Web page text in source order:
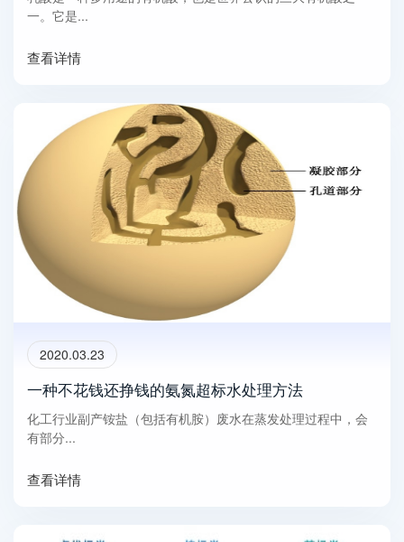
一。它是...
查看详情
2020.03.23
一种不花钱还挣钱的氨氮超标水处理方法
化工行业副产铵盐（包括有机胺）废水在蒸发处理过程中，会
有部分...
查看详情